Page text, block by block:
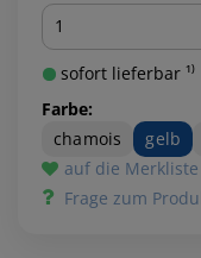
Menge
sofort lieferbar ¹⁾
Farbe:
chamois
gelb
auf die
Frage zum